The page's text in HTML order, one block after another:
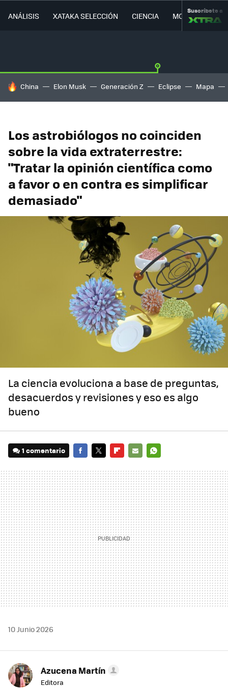
ANÁLISIS XATAKA SELECCIÓN CIENCIA MOVILIDAD
Suscríbete a
HOY SE HABLA DE
China Elon Musk Generación Z Eclipse Mapa
Los astrobiólogos no coinciden
sobre la vida extraterrestre:
"Tratar la opinión científica como
a favor o en contra es simplificar
demasiado"
La ciencia evoluciona a base de preguntas,
desacuerdos y revisiones y eso es algo
bueno
1 comentario
MAIL
10 Junio 2026
Azucena Martín
Editora